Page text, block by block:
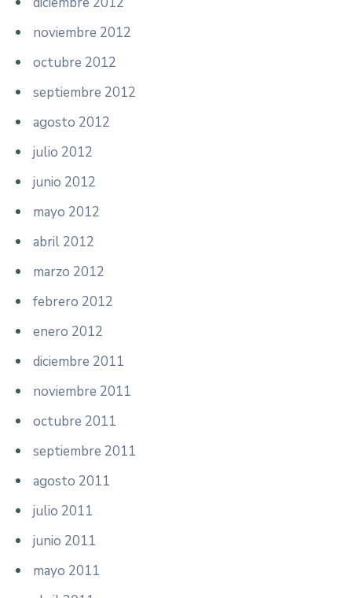
noviembre 2012
octubre 2012
septiembre 2012
agosto 2012
julio 2012
junio 2012
mayo 2012
abril 2012
marzo 2012
febrero 2012
enero 2012
diciembre 2011
noviembre 2011
octubre 2011
septiembre 2011
agosto 2011
julio 2011
junio 2011
mayo 2011